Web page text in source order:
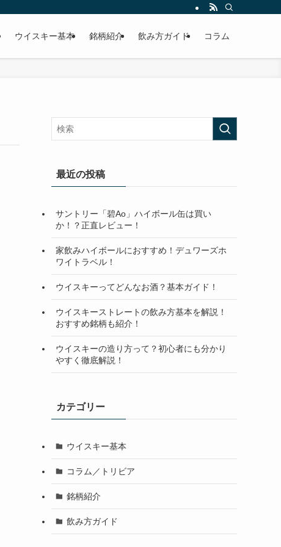
ウイスキー基本 銘柄紹介 飲み方ガイド コラム
最近の投稿
サントリー「碧Ao」ハイボール缶は買い
か！？正直レビュー！
家飲みハイボールにおすすめ！デュワーズホ
ワイトラベル！
ウイスキーってどんなお酒？基本ガイド！
ウイスキーストレートの飲み方基本を解説！
おすすめ銘柄も紹介！
ウイスキーの造り方って？初心者にも分かり
やすく徹底解説！
カテゴリー
ウイスキー基本
コラム／トリビア
銘柄紹介
飲み方ガイド